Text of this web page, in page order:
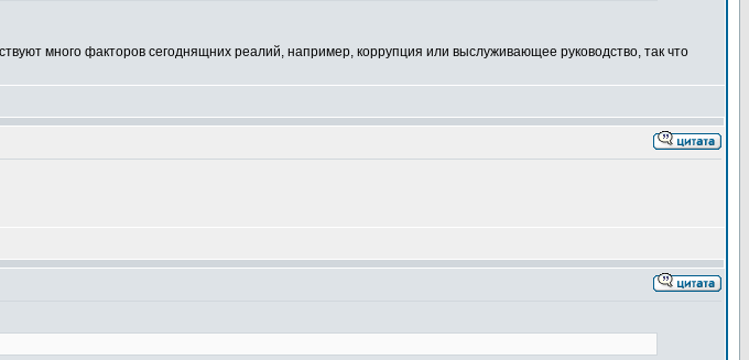
много факторов сегоднящних реалий, например, коррупция или выслуживающее руководство, так что